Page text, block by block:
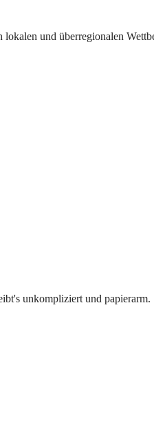
und überregionalen
unkompliziert und papierarm.